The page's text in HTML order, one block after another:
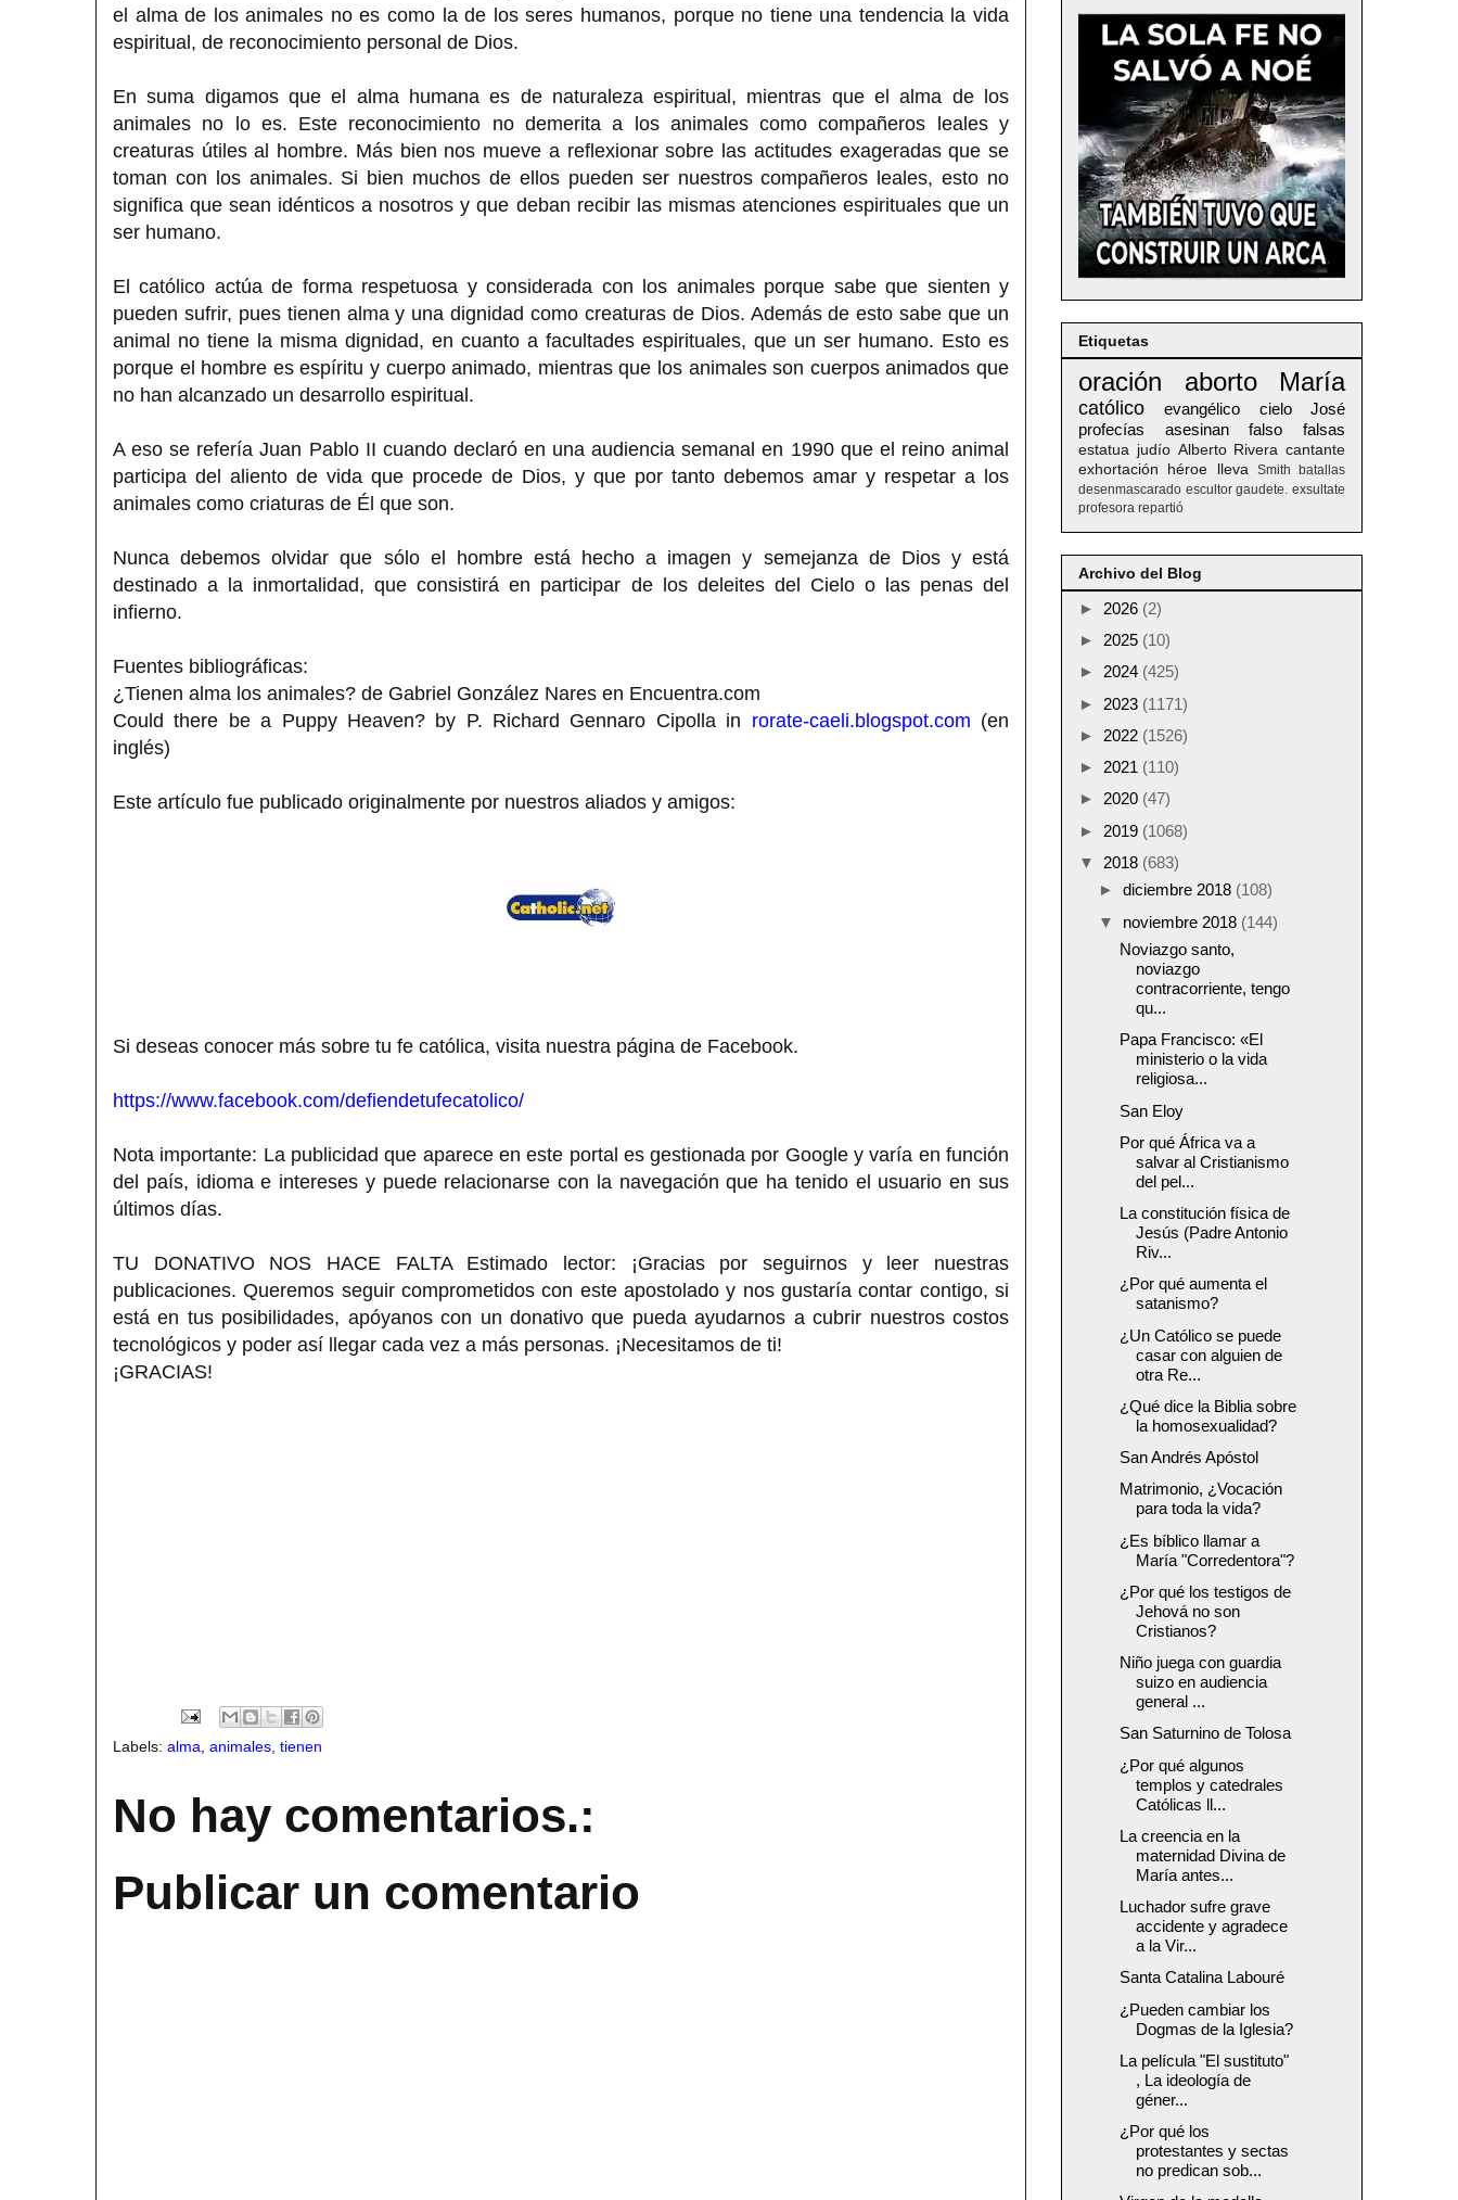
el alma de los animales no es como la de los seres humanos, porque no tiene una tendencia la vida
espiritual, de reconocimiento personal de Dios.
En suma digamos que el alma humana es de naturaleza espiritual, mientras que el alma de los
animales no lo es. Este reconocimiento no demerita a los animales como compañeros leales y
creaturas útiles al hombre. Más bien nos mueve a reflexionar sobre las actitudes exageradas que se
toman con los animales. Si bien muchos de ellos pueden ser nuestros compañeros leales, esto no
significa que sean idénticos a nosotros y que deban recibir las mismas atenciones espirituales que un
ser humano.
El católico actúa de forma respetuosa y considerada con los animales porque sabe que sienten y
pueden sufrir, pues tienen alma y una dignidad como creaturas de Dios. Además de esto sabe que un
animal no tiene la misma dignidad, en cuanto a facultades espirituales, que un ser humano. Esto es
porque el hombre es espíritu y cuerpo animado, mientras que los animales son cuerpos animados que
no han alcanzado un desarrollo espiritual.
A eso se refería Juan Pablo II cuando declaró en una audiencia semanal en 1990 que el reino animal
participa del aliento de vida que procede de Dios, y que por tanto debemos amar y respetar a los
animales como criaturas de Él que son.
Nunca debemos olvidar que sólo el hombre está hecho a imagen y semejanza de Dios y está
destinado a la inmortalidad, que consistirá en participar de los deleites del Cielo o las penas del
infierno.
Fuentes bibliográficas:
¿Tienen alma los animales? de Gabriel González Nares en Encuentra.com
Could there be a Puppy Heaven? by P. Richard Gennaro Cipolla in rorate-caeli.blogspot.com (en
inglés)
Este artículo fue publicado originalmente por nuestros aliados y amigos:
Si deseas conocer más sobre tu fe católica, visita nuestra página de Facebook.
https://www.facebook.com/defiendetufecatolico/
Nota importante: La publicidad que aparece en este portal es gestionada por Google y varía en función
del país, idioma e intereses y puede relacionarse con la navegación que ha tenido el usuario en sus
últimos días.
TU DONATIVO NOS HACE FALTA Estimado lector: ¡Gracias por seguirnos y leer nuestras
publicaciones. Queremos seguir comprometidos con este apostolado y nos gustaría contar contigo, si
está en tus posibilidades, apóyanos con un donativo que pueda ayudarnos a cubrir nuestros costos
tecnológicos y poder así llegar cada vez a más personas. ¡Necesitamos de ti!
¡GRACIAS!
Labels: alma animales tienen
No hay comentarios.:
Publicar un comentario
Etiquetas
oración aborto María
católico evangélico cielo
José
profecías
asesinan falso falsas
estatua judío Alberto Rivera cantante
exhortación
héroe lleva Smith
batallas
desenmascarado escultor gaudete. exsultate
profesora repartió
Archivo del Blog
► 2026 (2)
► 2025 (10)
► 2024 (425)
► 2023 (1171)
► 2022 (1526)
► 2021 (110)
► 2020 (47)
► 2019 (1068)
▼ 2018 (683)
► diciembre 2018 (108)
▼ noviembre 2018 (144)
Noviazgo santo,
noviazgo
contracorriente, tengo
qu...
Papa Francisco: «El
ministerio o la vida
religiosa...
San Eloy
Por qué África va a
salvar al Cristianismo
del pel...
La constitución física de
Jesús (Padre Antonio
Riv...
¿Por qué aumenta el
satanismo?
¿Un Católico se puede
casar con alguien de
otra Re...
¿Qué dice la Biblia sobre
la homosexualidad?
San Andrés Apóstol
Matrimonio, ¿Vocación
para toda la vida?
¿Es bíblico llamar a
María "Corredentora"?
¿Por qué los testigos de
Jehová no son
Cristianos?
Niño juega con guardia
suizo en audiencia
general ...
San Saturnino de Tolosa
¿Por qué algunos
templos y catedrales
Católicas ll...
La creencia en la
maternidad Divina de
María antes...
Luchador sufre grave
accidente y agradece
a la Vir...
Santa Catalina Labouré
¿Pueden cambiar los
Dogmas de la Iglesia?
La película "El sustituto"
, La ideología de
géner...
¿Por qué los
protestantes y sectas
no predican sob...